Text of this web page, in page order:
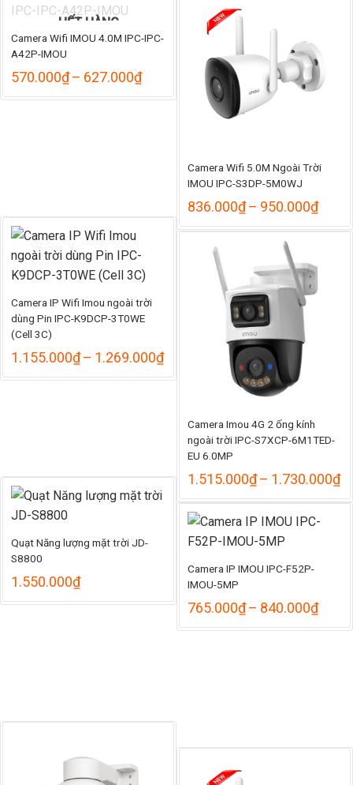
HẾT HÀNG
Camera Wifi IMOU 4.0M IPC-IPC-
A42P-IMOU
570.000₫– 627.000₫Khoảng
từ
Camera Wifi 5.0M Ngoài Trời
IMOU IPC-S3DP-5M0WJ
836.000₫– 950.000₫
từ
Camera IP Wifi Imou ngoài trời
dùng Pin IPC-K9DCP-3T0WE
(Cell 3C)
1.155.000₫– 1.269.000₫Khoảng
từ
1.269.000₫
Camera Imou 4G 2 ống kính
ngoài trời IPC-S7XCP-6M1TED-
EU 6.0MP
1.515.000₫– 1.730.000₫
từ
Quạt Năng lượng mặt trời JD-
S8800
1.550.000₫
Camera IP IMOU IPC-F52P-
IMOU-5MP
765.000₫– 840.000₫
từ